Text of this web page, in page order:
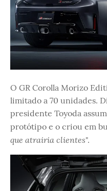
O GR Corolla Morizo
limitado a 70 unidades.
presidente Toyoda
protótipo e o criou em
que atrairia clientes".